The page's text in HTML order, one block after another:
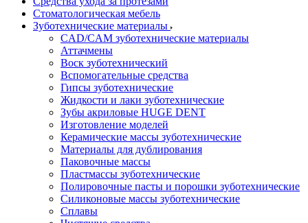
Стоматологическая мебель
Зуботехнические материалы
CAD/CAM зуботехнические материалы
Аттачмены
Воск зуботехнический
Вспомогательные средства
Гипсы зуботехнические
Жидкости и лаки зуботехнические
Зубы акриловые HUGE DENT
Изготовление моделей
Керамические массы зуботехнические
Материалы для дублирования
Паковочные массы
Пластмассы зуботехнические
Полировочные пасты и порошки зуботехнические
Силиконовые массы зуботехнические
Сплавы